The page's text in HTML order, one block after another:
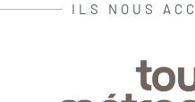
ILS NOUS